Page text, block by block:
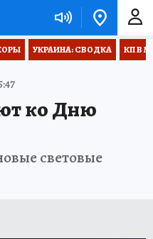
УКРАИНА: СВОДКА КП В
ко Дню
световые